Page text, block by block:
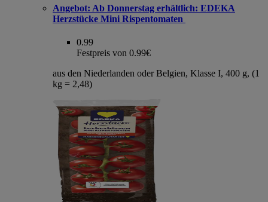
Angebot: Ab Donnerstag erhältlich: EDEKA
Herzstücke Mini Rispentomaten
0.99
Festpreis von 0.99€
aus den Niederlanden oder Belgien, Klasse I, 400 g, (1
kg = 2,48)